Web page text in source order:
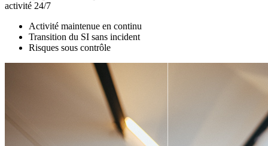
activité 24/7
Activité maintenue en continu
Transition du SI sans incident
Risques sous contrôle